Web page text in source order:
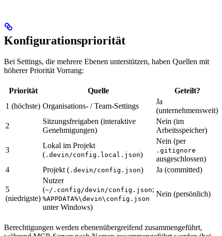
Konfigurationspriorität
Bei Settings, die mehrere Ebenen unterstützen, haben Quellen mit
höherer Priorität Vorrang:
Priorität Quelle
Geteilt?
1 (höchste) Organisations- / Team-Settings
Ja
(unternehmensweit)
2
Sitzungsfreigaben (interaktive
Genehmigungen)
Nein (im
Arbeitsspeicher)
3
Lokal im Projekt
( .devin/config.local.json)
Nein (per
.gitignore
ausgeschlossen)
4
Projekt ( .devin/config.json) Ja (committed)
5
(niedrigste)
Nutzer
(~/.config/devin/config.json;
%APPDATA%\devin\config.json
unter Windows)
Nein (persönlich)
Berechtigungen werden ebenenübergreifend zusammengeführt,